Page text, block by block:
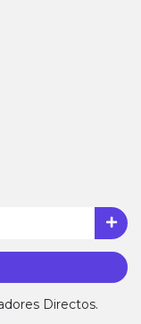
Directos.